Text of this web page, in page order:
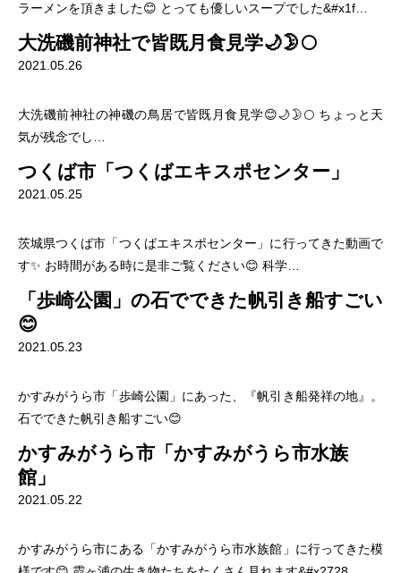
ラーメンを頂きました😊 とっても優しいスープでした&#x1f…
大洗磯前神社で皆既月食見学🌙🌛🌕
2021.05.26
大洗磯前神社の神磯の鳥居で皆既月食見学😊🌙🌛🌕 ちょっと天
気が残念でし…
つくば市「つくばエキスポセンター」
2021.05.25
茨城県つくば市「つくばエキスポセンター」に行ってきた動画で
す✨ お時間がある時に是非ご覧ください😊 科学…
「歩崎公園」の石でできた帆引き船すごい
😊
2021.05.23
かすみがうら市「歩崎公園」にあった、『帆引き船発祥の地』。
石でできた帆引き船すごい😊
かすみがうら市「かすみがうら市水族
館」
2021.05.22
かすみがうら市にある「かすみがうら市水族館」に行ってきた模